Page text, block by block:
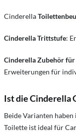
Cinderella
Cinderella Trittstufe:
Cinderella Zubehör
Erweiterungen für
Ist die Cinderella
Beide Varianten
Toilette ist ideal für